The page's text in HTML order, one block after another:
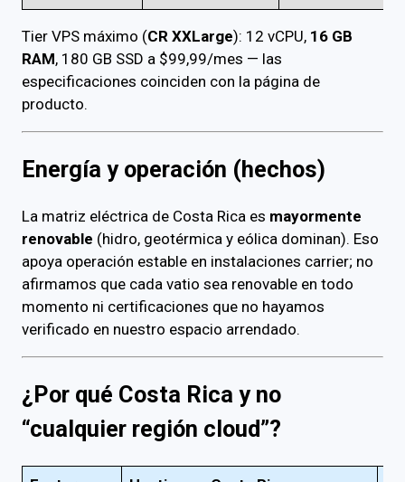
Tier VPS máximo (CR XXLarge): 12 vCPU, 16 GB
RAM, 180 GB SSD a $99,99/mes — las
especificaciones coinciden con la página de
producto.
Energía y operación (hechos)
La matriz eléctrica de Costa Rica es mayormente
renovable (hidro, geotérmica y eólica dominan). Eso
apoya operación estable en instalaciones carrier; no
afirmamos que cada vatio sea renovable en todo
momento ni certificaciones que no hayamos
verificado en nuestro espacio arrendado.
¿Por qué Costa Rica y no
“cualquier región cloud”?